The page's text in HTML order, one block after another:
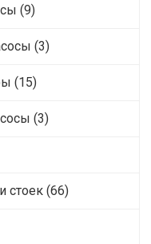
(9)
(3)
(15)
(3)
стоек (66)